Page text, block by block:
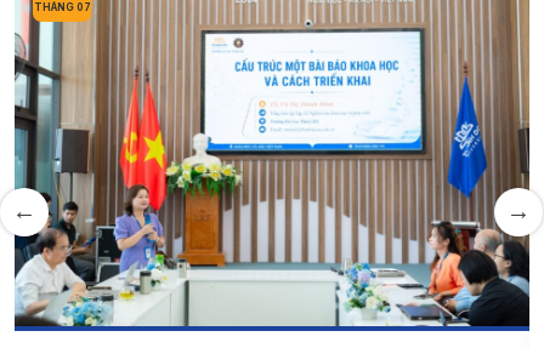
THÁNG 07